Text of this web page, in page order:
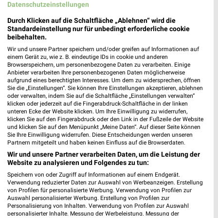
17,3 km
Angebote ab 08.08.
Gültig bis Fr. 14.08.
29,6 km
Hot Sommer Sale
Gültig bis Sa. 29.08.
PENNY Opti Wohnwelt
Datenschutzeinstellungen
Durch Klicken auf die Schaltfläche „Ablehnen“ wird die
Standardeinstellung nur für unbedingt erforderliche cookie
beibehalten.
Wir und unsere Partner speichern und/oder greifen auf Informationen auf
einem Gerät zu, wie z. B. eindeutige IDs in cookie und anderen
Browserspeichern, um personenbezogene Daten zu verarbeiten. Einige
Anbieter verarbeiten Ihre personenbezogenen Daten möglicherweise
aufgrund eines berechtigten Interesses. Um dem zu widersprechen, öffnen
Sie die „Einstellungen“. Sie können Ihre Einstellungen akzeptieren, ablehnen
oder verwalten, indem Sie auf die Schaltfläche „Einstellungen verwalten“
klicken oder jederzeit auf die Fingerabdruck-Schaltfläche in der linken
unteren Ecke der Website klicken. Um Ihre Einwilligung zu widerrufen,
klicken Sie auf den Fingerabdruck oder den Link in der Fußzeile der Website
und klicken Sie auf den Menüpunkt „Meine Daten“. Auf dieser Seite können
Sie Ihre Einwilligung widerrufen. Diese Entscheidungen werden unseren
Partnern mitgeteilt und haben keinen Einfluss auf die Browserdaten.
Wir und unsere Partner verarbeiten Daten, um die Leistung der
Website zu analysieren und Folgendes zu tun:
Speichern von oder Zugriff auf Informationen auf einem Endgerät.
Verwendung reduzierter Daten zur Auswahl von Werbeanzeigen. Erstellung
von Profilen für personalisierte Werbung. Verwendung von Profilen zur
Auswahl personalisierter Werbung. Erstellung von Profilen zur
Personalisierung von Inhalten. Verwendung von Profilen zur Auswahl
personalisierter Inhalte. Messung der Werbeleistung. Messung der